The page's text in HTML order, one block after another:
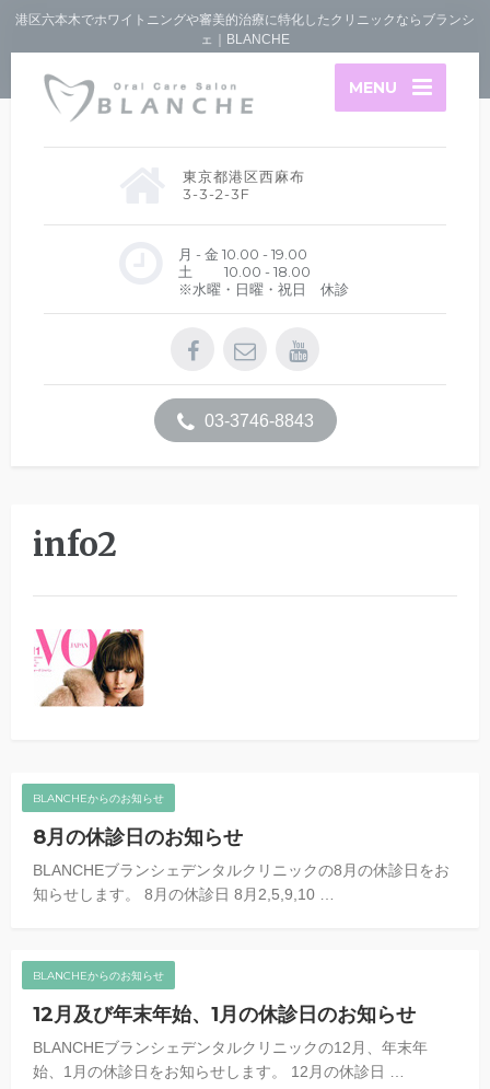
港区六本木でホワイトニングや審美的治療に特化したクリニックならブランシ
ェ｜BLANCHE
MENU
東京都港区西麻布
3-3-2-3F
月 - 金 10.00 - 19.00
土 10.00 - 18.00
※水曜・日曜・祝日 休診
03-3746-8843
info2
BLANCHEからのお知らせ
8月の休診日のお知らせ
BLANCHEブランシェデンタルクリニックの8月の休診日をお
知らせします。 8月の休診日 8月2,5,9,10 …
BLANCHEからのお知らせ
12月及び年末年始、1月の休診日のお知らせ
BLANCHEブランシェデンタルクリニックの12月、年末年
始、1月の休診日をお知らせします。 12月の休診日 …